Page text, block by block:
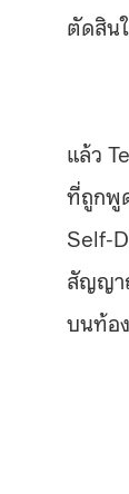
ตัดสิน
แล้ว
ที่ถูกพู
Self-
สัญญา
บนท้อ